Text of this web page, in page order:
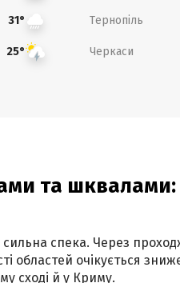
31° Тернопіль
25° Черкаси
та
спека. Через
областей очікується
сході й у Криму.